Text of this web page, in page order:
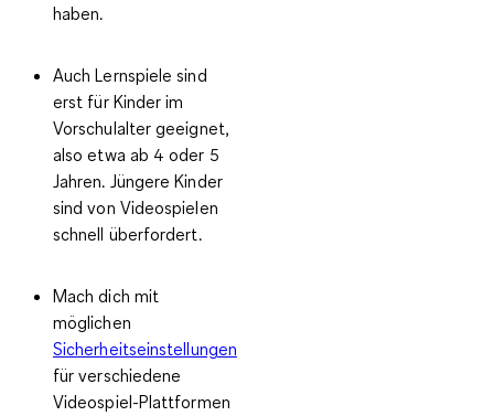
haben.
AuchLernspiele sind
erst für Kinder im
Vorschulalter geeignet,
also etwa ab 4 oder 5
Jahren. Jüngere Kinder
sind von Videospielen
schnell überfordert.
Mach dich mit
möglichen
Sicherheitseinstellungen
für verschiedene
Videospiel-Plattformen